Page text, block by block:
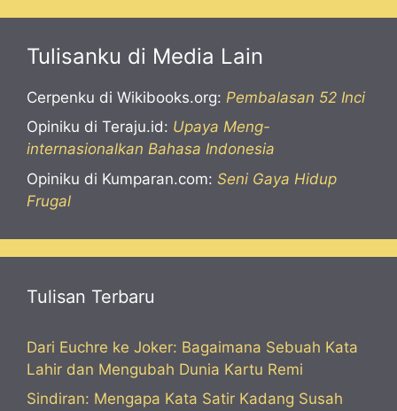
Tulisanku di Media Lain
Cerpenku di Wikibooks.org: Pembalasan 52 Inci
Opiniku di Teraju.id: Upaya Meng-
internasionalkan Bahasa Indonesia
Opiniku di Kumparan.com: Seni Gaya Hidup
Frugal
Tulisan Terbaru
Dari Euchre ke Joker: Bagaimana Sebuah Kata
Lahir dan Mengubah Dunia Kartu Remi
Sindiran: Mengapa Kata Satir Kadang Susah